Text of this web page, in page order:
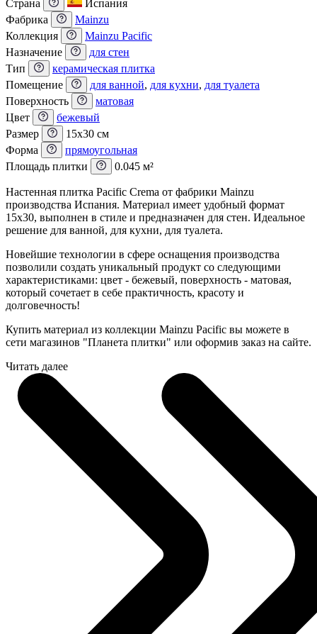
Страна
Испания
Фабрика
Mainzu
Коллекция
Mainzu Pacific
Назначение
для стен
Тип
керамическая плитка
Помещение
для ванной, для кухни, для туалета
Поверхность
матовая
Цвет
бежевый
Размер
15x30 см
Форма
прямоугольная
Площадь плитки
0.045 м²
Настенная плитка Pacific Crema от фабрики Mainzu
производства Испания. Материал имеет удобный формат
15x30, выполнен в стиле и предназначен для стен. Идеальное
решение для ванной, для кухни, для туалета.
Новейшие технологии в сфере оснащения производства
позволили создать уникальный продукт со следующими
характеристиками: цвет - бежевый, поверхность - матовая,
который сочетает в себе практичность, красоту и
долговечность!
Купить материал из коллекции Mainzu Pacific вы можете в
сети магазинов "Планета плитки" или оформив заказ на сайте.
Читать далее